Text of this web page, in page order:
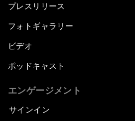
プレスリリース
フォトギャラリー
ビデオ
ポッドキャスト
エンゲージメント
サインイン